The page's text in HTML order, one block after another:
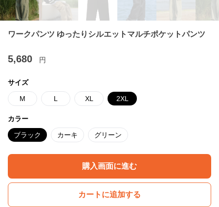
ワークパンツ ゆったりシルエットマルチポケットパンツ
5,680 円
サイズ
M L XL 2XL
カラー
ブラック カーキ グリーン
購入画面に進む
カートに追加する